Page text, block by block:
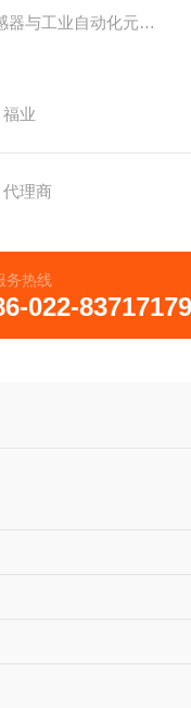
器与工业自动化元
福业
代理商
务热线
022-